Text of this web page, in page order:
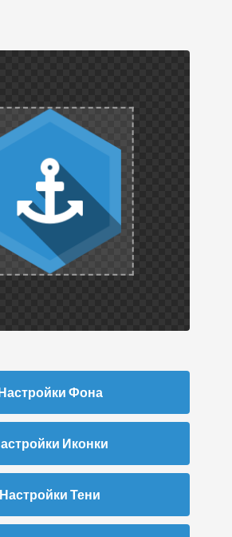
Фона
Иконки
Настройки Тени